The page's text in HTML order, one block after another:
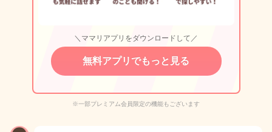
＼ママリアプリをダウンロードして／
無料アプリでもっと見る
※一部プレミアム会員限定の機能もございます